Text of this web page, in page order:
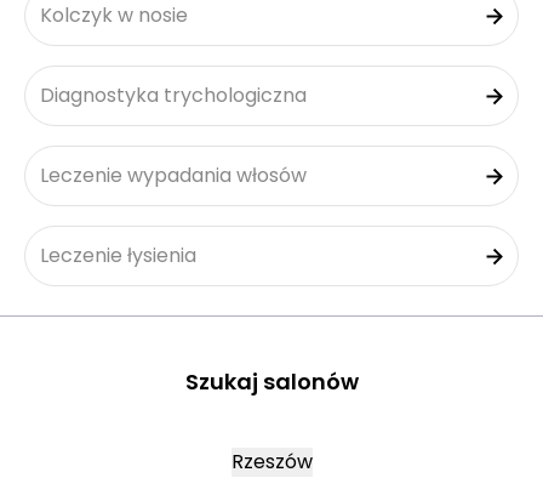
Kolczyk w nosie
Diagnostyka trychologiczna
Leczenie wypadania włosów
Leczenie łysienia
Szukaj salonów
Rzeszów